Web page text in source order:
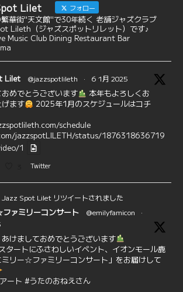
Lilet フォロー
華街"天文館"で30年続く 老舗ジャズクラブ
Lileth（ジャズスポットリレット）です♪
Music Club Dining Restaurant Bar
Lilet @jazzspotlileth · 6 1月 2025
めでとうございます
本年もよろしくお
ます
2025年1月のスケジュールはコチ
schedule
jazzspotLILETH/status/1876318636719
1
Twitter
Jazz Spot Lilet リツイートされました
ァミリーコンサート @emilyfamicon
·
けましておめでとうございます
タートにふさわしいイベント、イオンモール鹿
ミリー☆ファミリーコンサート」をお届けして
ート #うたのおねえさん